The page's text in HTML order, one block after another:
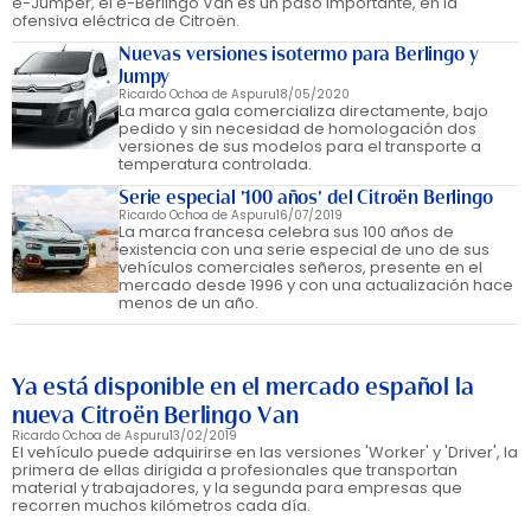
ofensiva eléctrica de Citroën.
Nuevas versiones isotermo para Berlingo y
Jumpy
Ricardo Ochoa de Aspuru18/05/2020
La marca gala comercializa directamente, bajo
pedido y sin necesidad de homologación dos
versiones de sus modelos para el transporte a
temperatura controlada.
Serie especial '100 años' del Citroën Berlingo
Ricardo Ochoa de Aspuru16/07/2019
La marca francesa celebra sus 100 años de
existencia con una serie especial de uno de sus
vehículos comerciales señeros, presente en el
mercado desde 1996 y con una actualización hace
menos de un año.
Ya está disponible en el mercado español la
nueva Citroën Berlingo Van
Ricardo Ochoa de Aspuru13/02/2019
El vehículo puede adquirirse en las versiones 'Worker' y 'Driver', la
primera de ellas dirigida a profesionales que transportan
material y trabajadores, y la segunda para empresas que
recorren muchos kilómetros cada día.